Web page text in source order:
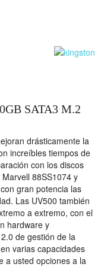
SATA3 M.2
drásticamente la
increíbles tiempos de
con los discos
88SS1074 y
gran potencia las
Las UV500 también
a extremo, con el
hardware y
de gestión de la
varias capacidades
a usted opciones a la